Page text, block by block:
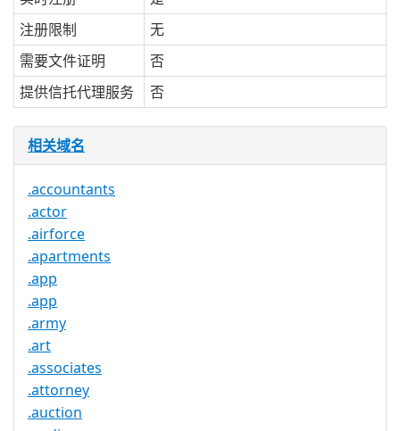
注册限制
无
需要文件证明
否
提供信托代理服务
否
相关域名
.accountants
.actor
.airforce
.apartments
.app
.app
.army
.art
.associates
.attorney
.auction